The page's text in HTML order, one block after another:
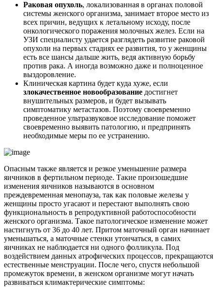
Раковая опухоль, локализованная в органах половой
системы женского организма, занимает второе место из
всех причин, ведущих к летальному исходу, после
онкологического поражения молочных желез. Если на
УЗИ специалисту удается разглядеть развитие раковой
опухоли на первых стадиях ее развития, то у женщины
есть все шансы дальше жить, ведя активную борьбу
против рака. А иногда возможно даже и полноценное
выздоровление.
Клиническая картина будет куда хуже, если
злокачественное новообразование достигнет
внушительных размеров, и будет вызывать
симптоматику метастазов. Поэтому своевременно
проведенное ультразвуковое исследование поможет
своевременно выявить патологию, и предпринять
необходимые меры по ее устранению.
Опасным также является и резкое уменьшение размера
яичников в фертильном периоде. Такие произошедшие
изменения яичников называются в основном
преждевременная менопауза, так как половые железы у
женщины просто угасают и перестают выполнять свою
функциональность в репродуктивной работоспособности
женского организма. Такое патологическое изменение может
настигнуть от 36 до 40 лет. Притом маточный орган начинает
уменьшаться, а маточные стенки утончаться, в самих
яичниках не наблюдается ни одного фолликула. Под
воздействием данных атрофических процессов, прекращаются
естественные менструации. После чего, спустя небольшой
промежуток времени, в женском организме могут начать
развиваться климактерические симптомы: